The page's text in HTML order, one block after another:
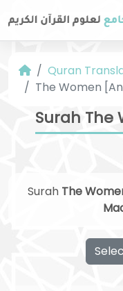
Quran
The Women
Surah The
Surah The